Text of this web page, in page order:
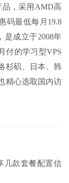
品，采用AMD高
码最低每月19.8
是成立于2008年
付的学习型VPS
杉矶、日本、韩
精心选取国内访
几款套餐配置信